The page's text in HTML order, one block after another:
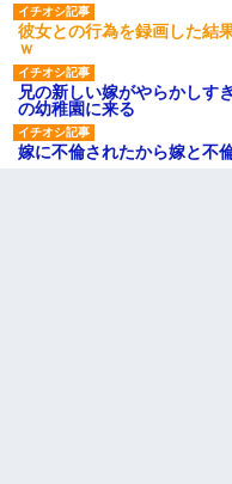
彼女との行為を録画した結
ｗ
兄の新しい嫁がやらかしす
の幼稚園に来る
嫁に不倫されたから嫁と不